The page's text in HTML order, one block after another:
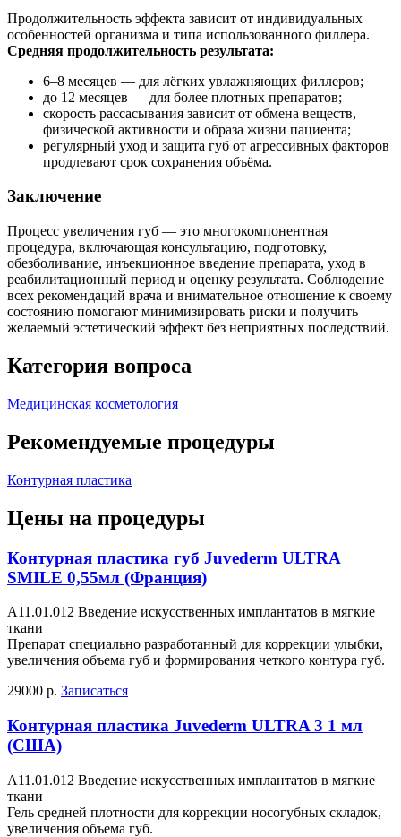
Продолжительность эффекта зависит от индивидуальных
особенностей организма и типа использованного филлера.
Средняя продолжительность результата:
6–8 месяцев — для лёгких увлажняющих филлеров;
до 12 месяцев — для более плотных препаратов;
скорость рассасывания зависит от обмена веществ,
физической активности и образа жизни пациента;
регулярный уход и защита губ от агрессивных факторов
продлевают срок сохранения объёма.
Заключение
Процесс увеличения губ — это многокомпонентная
процедура, включающая консультацию, подготовку,
обезболивание, инъекционное введение препарата, уход в
реабилитационный период и оценку результата. Соблюдение
всех рекомендаций врача и внимательное отношение к своему
состоянию помогают минимизировать риски и получить
желаемый эстетический эффект без неприятных последствий.
Категория вопроса
Медицинская косметология
Рекомендуемые процедуры
Контурная пластика
Цены на процедуры
Контурная пластика губ Juvederm ULTRA
SMILE 0,55мл (Франция)
А11.01.012 Введение искусственных имплантатов в мягкие
ткани
Препарат специально разработанный для коррекции улыбки,
увеличения объема губ и формирования четкого контура губ.
29000 р. Записаться
Контурная пластика Juvederm ULTRA 3 1 мл
(США)
А11.01.012 Введение искусственных имплантатов в мягкие
ткани
Гель средней плотности для коррекции носогубных складок,
увеличения объема губ.